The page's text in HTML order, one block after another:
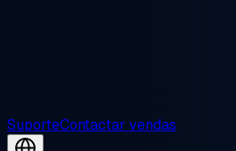
SuporteContactar vendas